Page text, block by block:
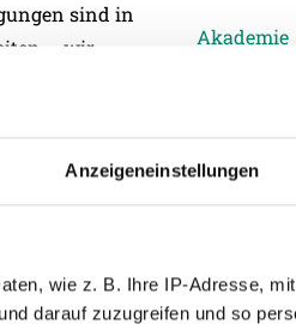
Anzeigeneinstellungen
wie z. B. Ihre IP-Adresse,
darauf zuzugreifen und so
sind in
– wir
Verfügung“,
Juni um
Nach dem
an den
Akademie
Ticketing